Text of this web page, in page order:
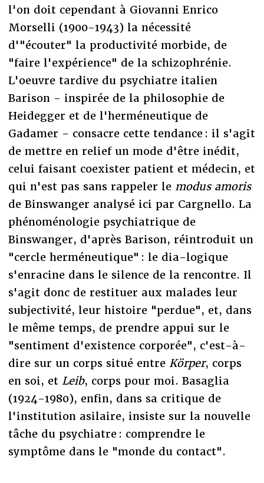
l'on doit cependant à Giovanni Enrico
Morselli (1900-1943) la nécessité
d'"écouter" la productivité morbide, de
"faire l'expérience" de la schizophrénie.
L'oeuvre tardive du psychiatre italien
Barison - inspirée de la philosophie de
Heidegger et de l'herméneutique de
Gadamer - consacre cette tendance : il s'agit
de mettre en relief un mode d'être inédit,
celui faisant coexister patient et médecin, et
qui n'est pas sans rappeler le modus amoris
de Binswanger analysé ici par Cargnello. La
phénoménologie psychiatrique de
Binswanger, d'après Barison, réintroduit un
"cercle herméneutique" : le dia-logique
s'enracine dans le silence de la rencontre. Il
s'agit donc de restituer aux malades leur
subjectivité, leur histoire "perdue", et, dans
le même temps, de prendre appui sur le
"sentiment d'existence corporée", c'est-à-
dire sur un corps situé entre Körper, corps
en soi, et Leib, corps pour moi. Basaglia
(1924-1980), enfin, dans sa critique de
l'institution asilaire, insiste sur la nouvelle
tâche du psychiatre : comprendre le
symptôme dans le "monde du contact".